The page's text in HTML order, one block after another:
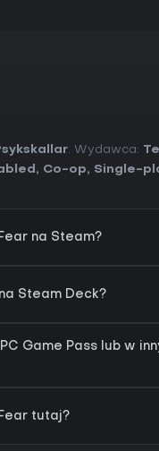
. Wydawca:
, Co-op, Single-
na Steam?
Steam Deck?
Game Pass lub w
tutaj?